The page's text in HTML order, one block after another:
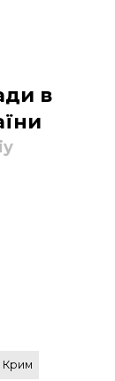
в
Крим